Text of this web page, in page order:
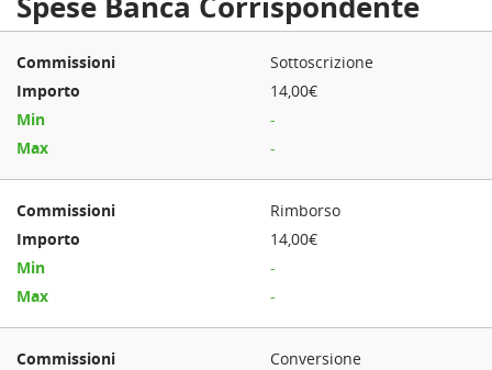
Sottoscrizione
14,00€
-
-
Rimborso
14,00€
-
-
Conversione